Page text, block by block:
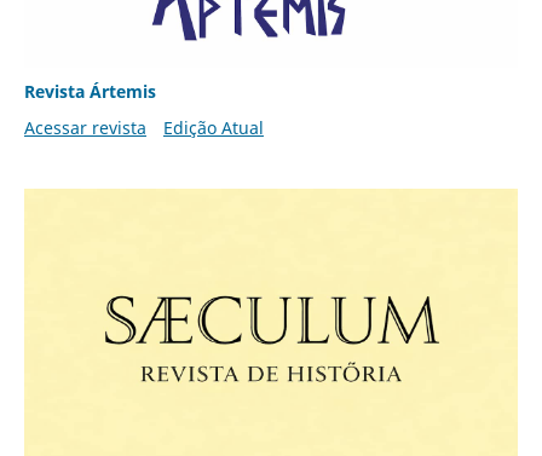
Revista Ártemis
Acessar revista
Edição Atual